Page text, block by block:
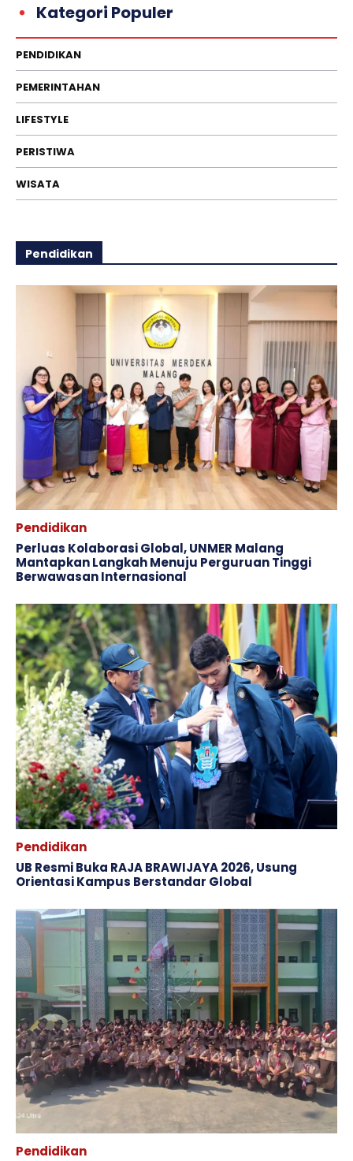
Kategori Populer
PENDIDIKAN
PEMERINTAHAN
LIFESTYLE
PERISTIWA
WISATA
Pendidikan
Pendidikan
Perluas Kolaborasi Global, UNMER Malang
Mantapkan Langkah Menuju Perguruan Tinggi
Berwawasan Internasional
Pendidikan
​UB Resmi Buka RAJA BRAWIJAYA 2026, Usung
Orientasi Kampus Berstandar Global
Pendidikan